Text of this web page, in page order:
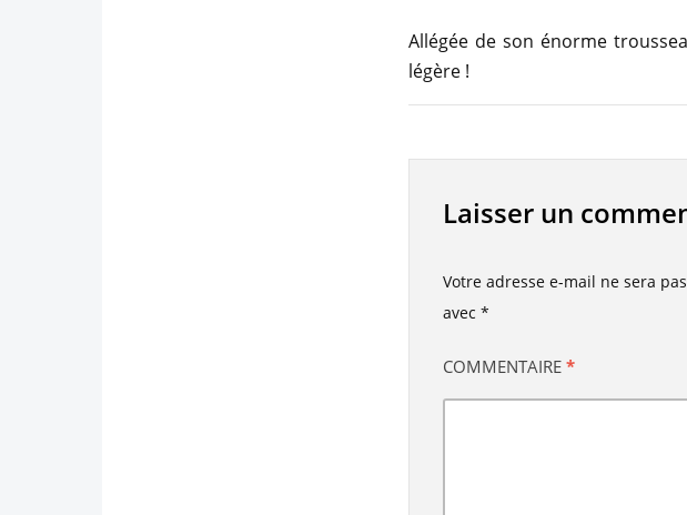
Allégée de son énorme
légère !
Laisser un
Votre adresse e-mail ne sera
avec *
COMMENTAIRE *